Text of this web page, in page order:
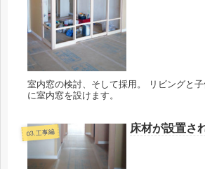
室内窓の検討、そして採用。 リビングと
に室内窓を設けます。
03.工事編 床材が設置さ